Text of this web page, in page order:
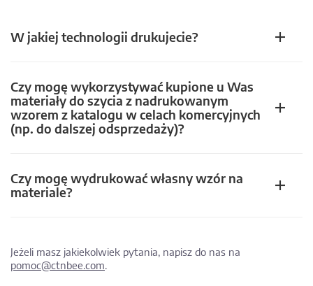
W jakiej technologii drukujecie?
Czy mogę wykorzystywać kupione u Was
materiały do szycia z nadrukowanym
wzorem z katalogu w celach komercyjnych
(np. do dalszej odsprzedaży)?
Czy mogę wydrukować własny wzór na
materiale?
Jeżeli masz jakiekolwiek pytania, napisz do nas na
pomoc@ctnbee.com.